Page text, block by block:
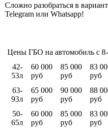
Сложно разобраться в
Telegram или Whatsapp!
Цены ГБО на автомобиль с
42-
53л
60 000
руб
85 000
руб
83
руб
63-
93л
65 000
руб
90 000
руб
88
руб
50-
65л
60 000
руб
85 000
руб
83
руб